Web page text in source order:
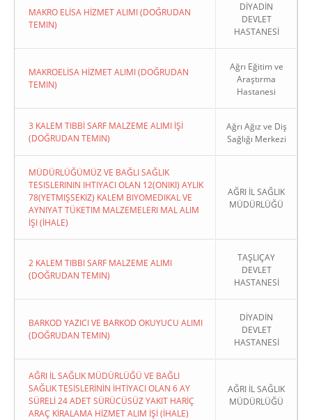
MAKRO ELİSA HİZMET ALIMI (DOĞRUDAN
TEMIN)
DİYADİN
DEVLET
HASTANESİ
MAKROELİSA HİZMET ALIMI (DOĞRUDAN
TEMIN)
Ağrı Eğitim ve
Araştırma
Hastanesi
3 KALEM TIBBİ SARF MALZEME ALIMI İŞİ
(DOĞRUDAN TEMIN)
Ağrı Ağız ve Diş
Sağlığı Merkezi
MÜDÜRLÜĞÜMÜZ VE BAĞLI SAĞLIK
TESISLERININ IHTIYACI OLAN 12(ONIKI) AYLIK
78(YETMIŞSEKIZ) KALEM BIYOMEDIKAL VE
AYNIYAT TÜKETIM MALZEMELERI MAL ALIM
İŞI (İHALE)
AĞRI İL SAĞLIK
MÜDÜRLÜĞÜ
2 KALEM TIBBI SARF MALZEME ALIMI
(DOĞRUDAN TEMIN)
TAŞLIÇAY
DEVLET
HASTANESİ
BARKOD YAZICI VE BARKOD OKUYUCU ALIMI
(DOĞRUDAN TEMIN)
DİYADİN
DEVLET
HASTANESİ
AĞRI İL SAĞLIK MÜDÜRLÜĞÜ VE BAĞLI
SAĞLIK TESİSLERİNİN İHTİYACI OLAN 6 AY
SÜRELİ 24 ADET SÜRÜCÜSÜZ YAKIT HARİÇ
ARAÇ KİRALAMA HİZMET ALIM İŞİ (İHALE)
AĞRI İL SAĞLIK
MÜDÜRLÜĞÜ